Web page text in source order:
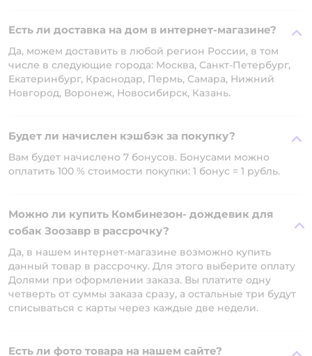
Есть ли доставка на дом в интернет-магазине?
Да, можем доставить в любой регион России, в том
числе в следующие города: Москва, Санкт-Петербург,
Екатеринбург, Краснодар, Пермь, Самара, Нижний
Новгород, Воронеж, Новосибирск, Казань.
Будет ли начислен кэшбэк за покупку?
Вам будет начислено 7 бонусов. Бонусами можно
оплатить 100 % стоимости покупки: 1 бонус = 1 рубль.
Можно ли купить Комбинезон- дождевик для
собак Зоозавр в рассрочку?
Да, в нашем интернет-магазине возможно купить
данный товар в рассрочку. Для этого выберите оплату
Долями при оформлении заказа. Вы платите одну
четверть от суммы заказа сразу, а остальные три будут
списываться с карты через каждые две недели.
Есть ли фото товара на нашем сайте?